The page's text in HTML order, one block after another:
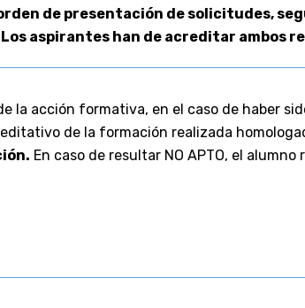
de presentación de solicitudes,
Los aspirantes han de acreditar ambos
la acción formativa, en el caso de haber
de la formación realizada
En caso de resultar NO APTO, el